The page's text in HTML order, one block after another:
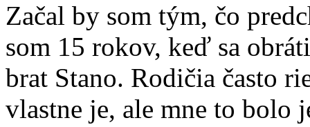
Začal by som tým, čo
som 15 rokov, keď sa
brat Stano. Rodičia často
vlastne je, ale mne to bolo